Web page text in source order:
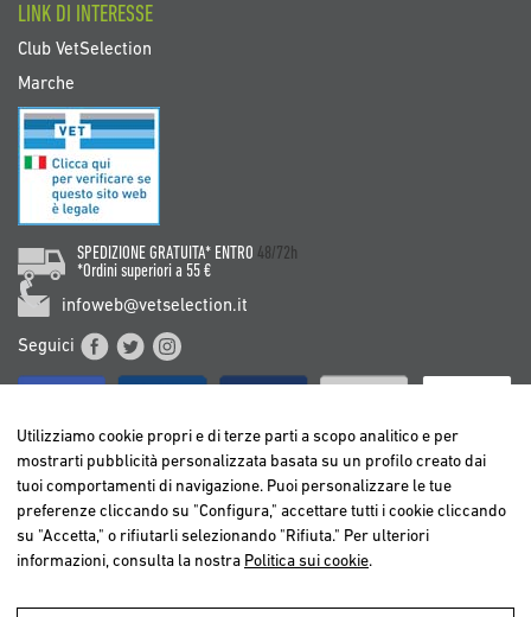
LINK DI INTERESSE
Club VetSelection
Marche
SPEDIZIONE GRATUITA* ENTRO 48/72h
*Ordini superiori a 55 €
infoweb@vetselection.it
Seguici
BELGIË / BELGIQUE
DEUTSCHLAND
ESPAÑA
Utilizziamo cookie propri e di terze parti a scopo analitico e per
mostrarti pubblicità personalizzata basata su un profilo creato dai
tuoi comportamenti di navigazione. Puoi personalizzare le tue
preferenze cliccando su "Configura," accettare tutti i cookie cliccando
su "Accetta," o rifiutarli selezionando "Rifiuta." Per ulteriori
informazioni, consulta la nostra Politica sui cookie.